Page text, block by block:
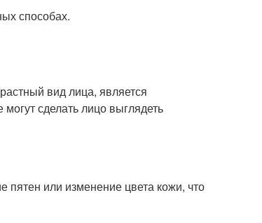
способах.
вид лица, является
сделать лицо выглядеть
пятен или изменение цвета кожи, что